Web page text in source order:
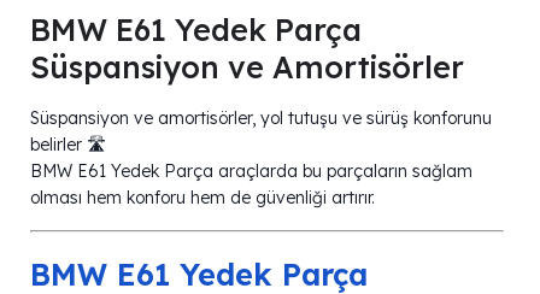
BMW E61 Yedek Parça
Süspansiyon ve Amortisörler
Süspansiyon ve amortisörler, yol tutuşu ve sürüş konforunu
belirler 🛣️
BMW E61 Yedek Parça araçlarda bu parçaların sağlam
olması hem konforu hem de güvenliği artırır.
BMW E61 Yedek Parça